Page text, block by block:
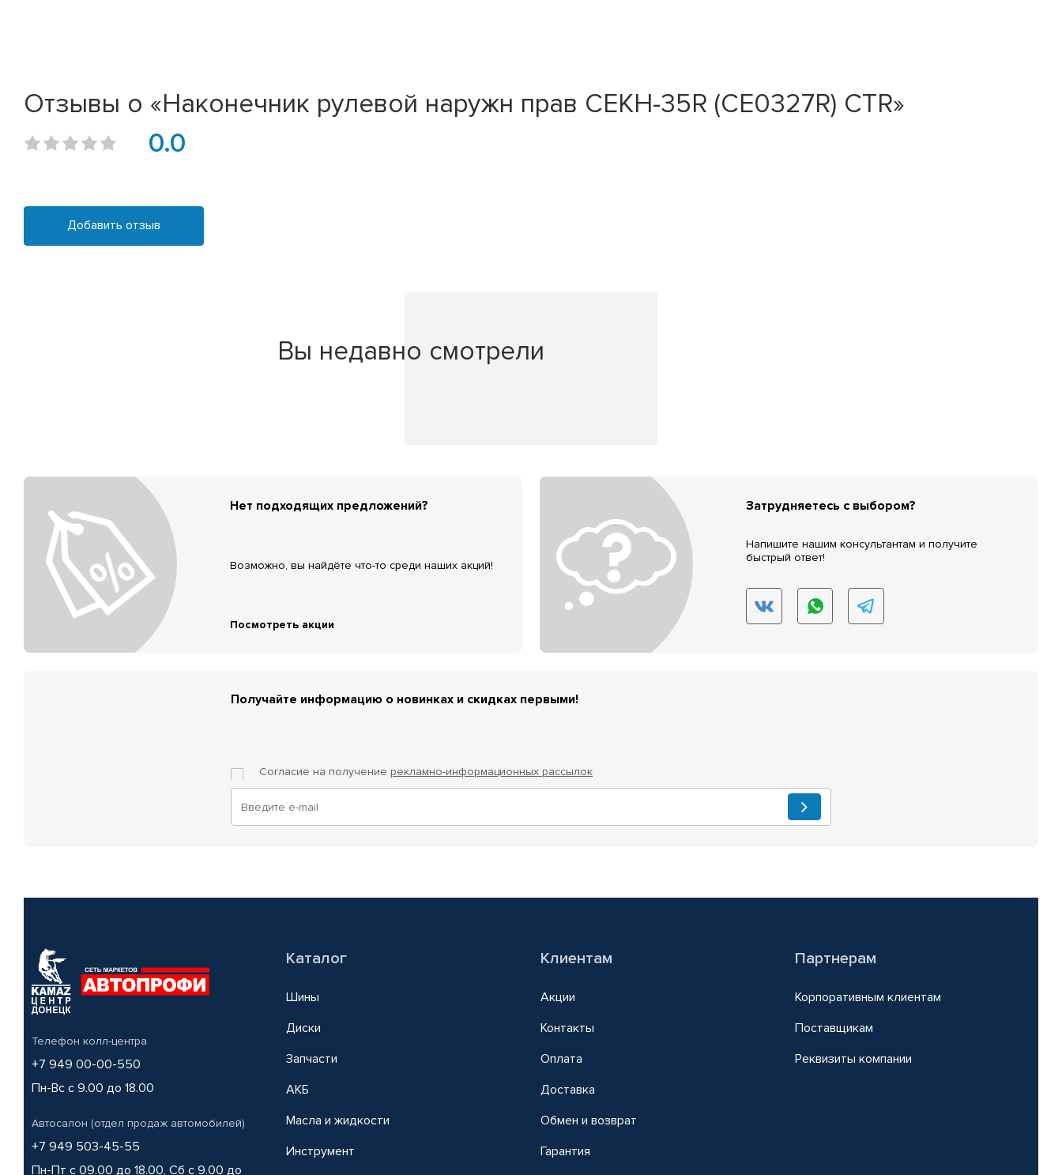
Отзывы о «Наконечник рулевой наружн прав CEKH-35R (CE0327R) CTR»
0.0
Добавить отзыв
Вы недавно смотрели
Нет подходящих предложений?
Возможно, вы найдёте что-то среди наших акций!
Посмотреть акции
Затрудняетесь с выбором?
Напишите нашим консультантам и получите
быстрый ответ!
Получайте информацию о новинках и скидках первыми!
Согласие на получение рекламно-информационных рассылок
Телефон колл-центра
+7 949 00-00-550
Пн-Вс с 9.00 до 18.00
Автосалон (отдел продаж автомобилей)
+7 949 503-45-55
Пн-Пт с 09.00 до 18.00, Сб с 9.00 до
Каталог
Шины
Диски
Запчасти
АКБ
Масла и жидкости
Инструмент
Клиентам
Акции
Контакты
Оплата
Доставка
Обмен и возврат
Гарантия
Партнерам
Корпоративным клиентам
Поставщикам
Реквизиты компании